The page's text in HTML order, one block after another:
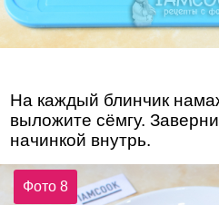
На каждый блинчик
выложите сёмгу.
начинкой внутрь.
Фото 8